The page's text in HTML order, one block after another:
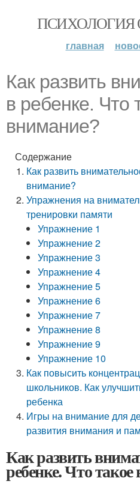
главная
Как развить
в ребенке. Что
внимание?
Содержание
Как развить
внимание?
Упражнения на
тренировки памяти
Упражнение 1
Упражнение 2
Упражнение 3
Упражнение 4
Упражнение 5
Упражнение 6
Упражнение 7
Упражнение 8
Упражнение 9
Упражнение 10
Как повысить
школьников. Как
ребенка
Игры на внимание для
развития внимания и
Как развить
ребенке. Что